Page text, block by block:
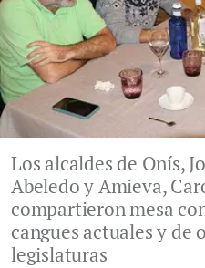
Los alcaldes de Onís,
Abeledo y Amieva,
compartieron mesa
cangues actuales y de
legislaturas